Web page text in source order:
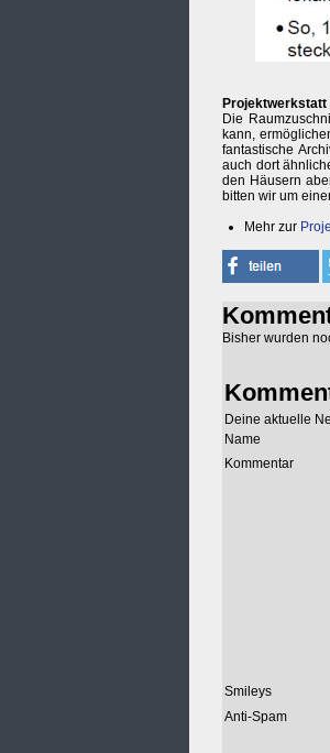
Projektwerkstatt
Die
kann,
fantastische
auch dort
den Häusern
bitten wir um
Mehr zur
Bisher wurden
Deine aktuelle
Name
Kommentar
Smileys
Anti-Spam